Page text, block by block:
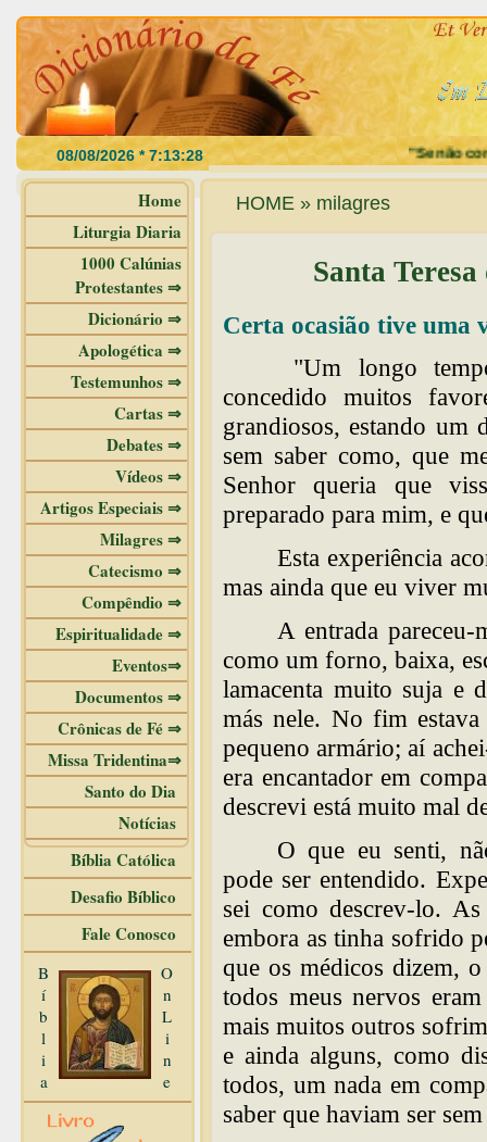
"Se não
Home
Liturgia Diaria
1000 Calúnias
Protestantes ⇒
Dicionário ⇒
Apologética ⇒
Testemunhos ⇒
Cartas ⇒
Debates ⇒
Vídeos ⇒
Artigos Especiais ⇒
Milagres ⇒
Catecismo ⇒
Compêndio ⇒
Espiritualidade ⇒
Eventos⇒
Documentos ⇒
Crônicas de Fé ⇒
Missa Tridentina⇒
Santo do Dia
Notícias
Bíblia Católica
Desafio Bíblico
Fale Conosco
B
í
b
l
i
a
O
n
L
i
n
e
HOME » milagres
Santa
Certa ocasião tive uma
"Um longo
concedido muitos
grandiosos, estando um
sem saber como, que
Senhor queria que
preparado para mim, e
Esta experiência
mas ainda que eu viver
A entrada
como um forno, baixa,
lamacenta muito suja e
más nele. No fim
pequeno armário; aí
era encantador em
descrevi está muito mal
O que eu senti,
pode ser entendido.
sei como descrev-lo.
embora as tinha sofrido
que os médicos dizem,
todos meus nervos
mais muitos outros
e ainda alguns, como
todos, um nada em
saber que haviam ser